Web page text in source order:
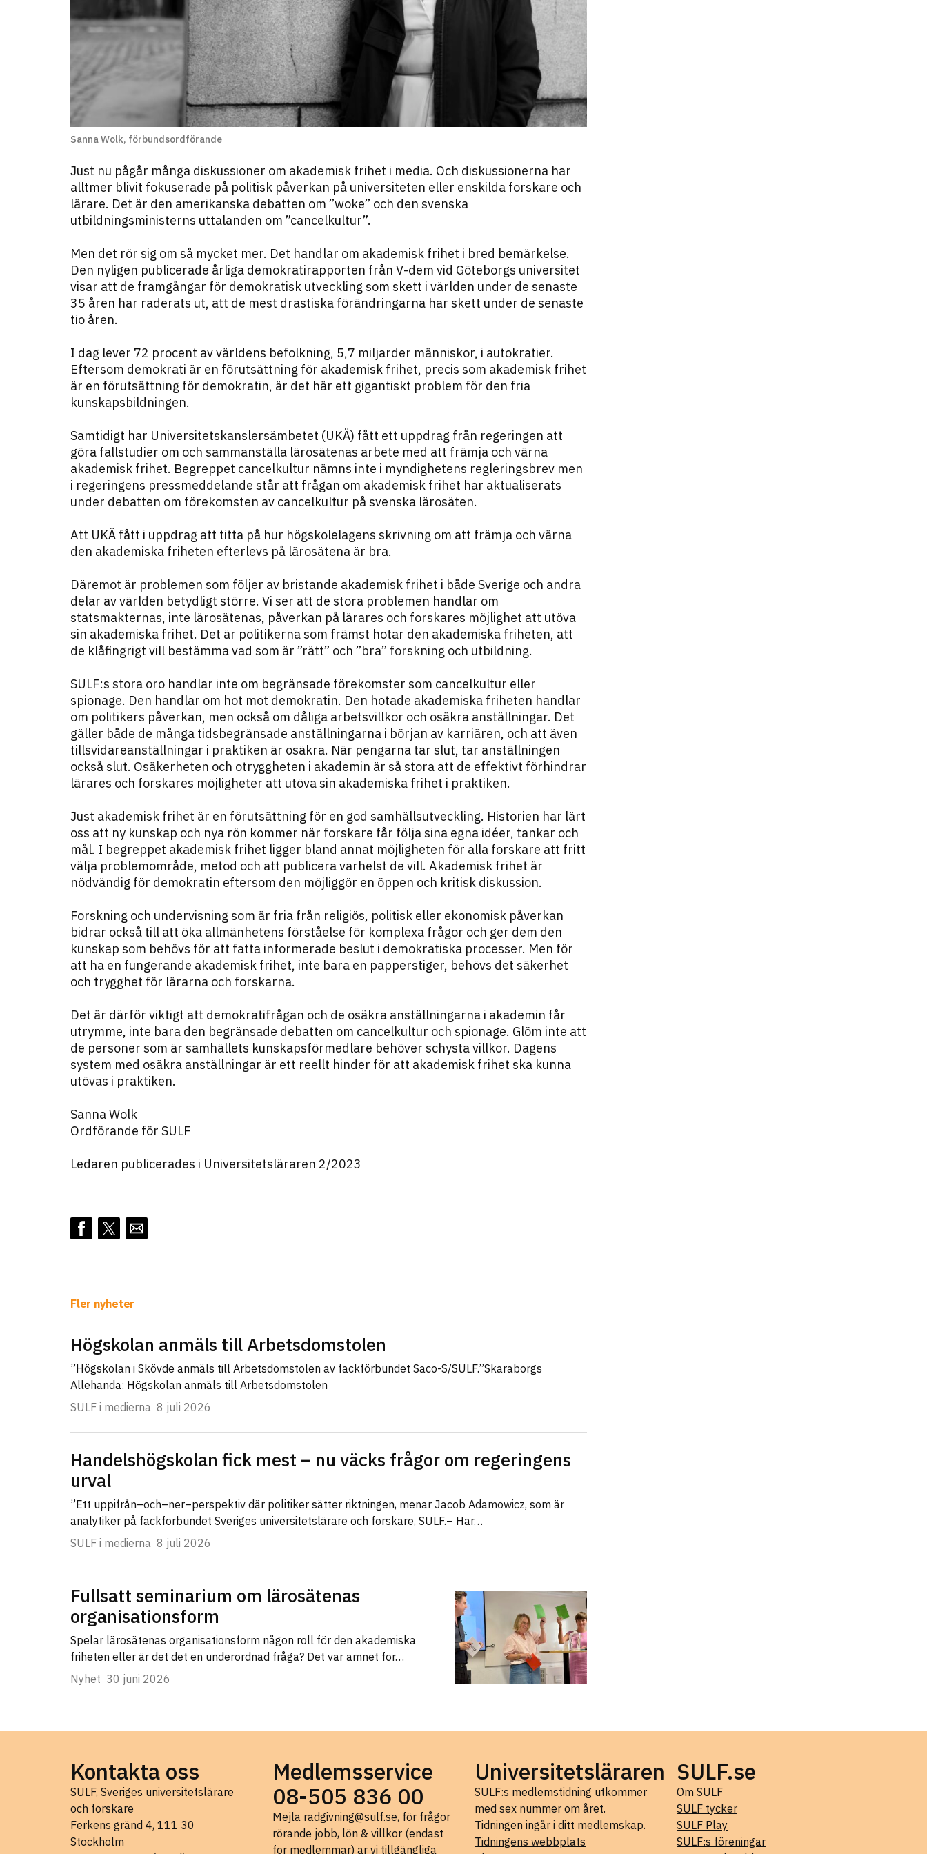
Sanna Wolk, förbundsordförande
Just nu pågår många diskussioner om akademisk frihet i media. Och diskussionerna har
alltmer blivit fokuserade på politisk påverkan på universiteten eller enskilda forskare och
lärare. Det är den amerikanska debatten om ”woke” och den svenska
utbildningsministerns uttalanden om ”cancelkultur”.
Men det rör sig om så mycket mer. Det handlar om akademisk frihet i bred bemärkelse.
Den nyligen publicerade årliga demokratirapporten från V-dem vid Göteborgs universitet
visar att de framgångar för demokratisk utveckling som skett i världen under de senaste
35 åren har raderats ut, att de mest drastiska förändringarna har skett under de senaste
tio åren.
I dag lever 72 procent av världens befolkning, 5,7 miljarder människor, i autokratier.
Eftersom demokrati är en förutsättning för akademisk frihet, precis som akademisk frihet
är en förutsättning för demokratin, är det här ett gigantiskt problem för den fria
kunskapsbildningen.
Samtidigt har Universitets­kanslers­ämbetet (UKÄ) fått ett uppdrag från regeringen att
göra fallstudier om och sammanställa lärosätenas arbete med att främja och värna
akademisk frihet. Begreppet cancelkultur nämns inte i myndighetens regleringsbrev men
i regeringens pressmeddelande står att frågan om akademisk frihet har aktualiserats
under debatten om förekomsten av cancelkultur på svenska lärosäten.
Att UKÄ fått i uppdrag att titta på hur högskole­lagens skrivning om att främja och värna
den akademiska friheten efterlevs på lärosätena är bra.
Däremot är problemen som följer av bristande akademisk frihet i både Sverige och andra
delar av världen betydligt större. Vi ser att de stora problemen handlar om
statsmakternas, inte lärosätenas, påverkan på lärares och forskares möjlighet att utöva
sin akademiska frihet. Det är politikerna som främst hotar den akademiska friheten, att
de klåfingrigt vill bestämma vad som är ”rätt” och ”bra” forskning och utbildning.
SULF:s stora oro handlar inte om begränsade förekomster som cancelkultur eller
spionage. Den handlar om hot mot demokratin. Den hotade akademiska friheten handlar
om politikers påverkan, men också om dåliga arbetsvillkor och osäkra anställningar. Det
gäller både de många tidsbegränsade anställningarna i början av karriären, och att även
tillsvidare­anställningar i praktiken är osäkra. När pengarna tar slut, tar anställningen
också slut. Osäkerheten och otryggheten i akademin är så stora att de effektivt förhindrar
lärares och forskares möjligheter att utöva sin akademiska frihet i praktiken.
Just akademisk frihet är en förutsättning för en god samhällsutveckling. Historien har lärt
oss att ny kunskap och nya rön kommer när forskare får följa sina egna idéer, tankar och
mål. I begreppet akademisk frihet ligger bland annat möjligheten för alla forskare att fritt
välja problemområde, metod och att publicera varhelst de vill. Akademisk frihet är
nödvändig för demokratin eftersom den möjliggör en öppen och kritisk diskussion.
Forskning och undervisning som är fria från religiös, politisk eller ekonomisk påverkan
bidrar också till att öka allmänhetens förståelse för komplexa frågor och ger dem den
kunskap som behövs för att fatta informerade beslut i demokratiska processer. Men för
att ha en fungerande akademisk frihet, inte bara en papperstiger, behövs det säkerhet
och trygghet för lärarna och forskarna.
Det är därför viktigt att demokratifrågan och de osäkra anställningarna i akademin får
utrymme, inte bara den begränsade debatten om cancelkultur och spionage. Glöm inte att
de personer som är samhällets kunskapsförmedlare behöver schysta villkor. Dagens
system med osäkra anställningar är ett reellt hinder för att akademisk frihet ska kunna
utövas i praktiken.
Sanna Wolk
Ordförande för SULF
Ledaren publicerades i Universitetsläraren 2/2023
Fler nyheter
Högskolan anmäls till Arbetsdomstolen
”Högskolan i Skövde anmäls till Arbetsdomstolen av fackförbundet Saco-S/SULF.”Skaraborgs
Allehanda: Högskolan anmäls till Arbetsdomstolen
SULF i medierna 8 juli 2026
Handelshögskolan fick mest – nu väcks frågor om regeringens
urval
”Ett uppifrån–och–ner–perspektiv där politiker sätter riktningen, menar Jacob Adamowicz, som är
analytiker på fackförbundet Sveriges universitetslärare och forskare, SULF.– Här…
SULF i medierna 8 juli 2026
Fullsatt seminarium om lärosätenas
organisationsform
Spelar lärosätenas organisationsform någon roll för den akademiska
friheten eller är det det en underordnad fråga? Det var ämnet för…
Nyhet 30 juni 2026
Kontakta oss
SULF, Sveriges universitetslärare
och forskare
Ferkens gränd 4, 111 30
Stockholm
Medlemsservice
08-505 836 00
Mejla radgivning@sulf.se, för frågor
rörande jobb, lön & villkor (endast
för medlemmar) är vi tillgängliga
Universitetsläraren
SULF:s medlemstidning utkommer
med sex nummer om året.
Tidningen ingår i ditt medlemskap.
Tidningens webbplats
SULF.se
Om SULF
SULF tycker
SULF Play
SULF:s föreningar